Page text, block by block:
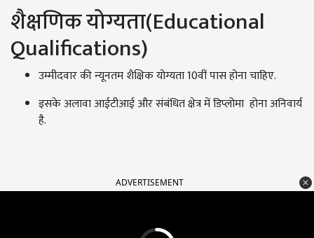
शैक्षणिक योग्यता(Educational
Qualifications)
उम्मीदवार की न्यूनतम शैक्षिक योग्यता 10वीं पास होना चाहिए.
इसके अलावा आईटीआई और संबंधित क्षेत्र में डिप्लोमा होना अनिवार्य
है.
ADVERTISEMENT